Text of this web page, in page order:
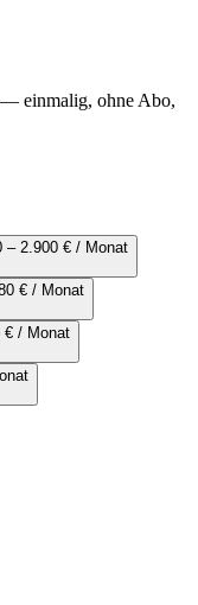
— einmalig, ohne Abo,
– 2.900 € / Monat
€ / Monat
€ / Monat